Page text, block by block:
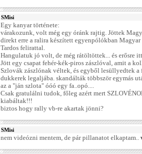
SMisi
Egy kanyar története:
várakozunk, volt még egy óránk rajtig. Jöttek
direkt erre a ralira készített egyenpólókban Magyar
Tardos felirattal.
Hangulatuk jó volt, de még rátöltöttek... és erősre
Jött egy csapat fehér-kék-piros zászlóval, amit a
Szlovák zászlónak véltek, és egyből lesüllyedtek a
dukkerek legaljába. skandálták többször egymás
az a "ján szlota" óóó egy fa..opó....
Csak gratulálni tudok, főleg azért mert
kiabáltak!!!
biztos hogy rally vb-re akartak jönni?
SMisi
nem videózni mentem, de pár pillanatot elkaptam..